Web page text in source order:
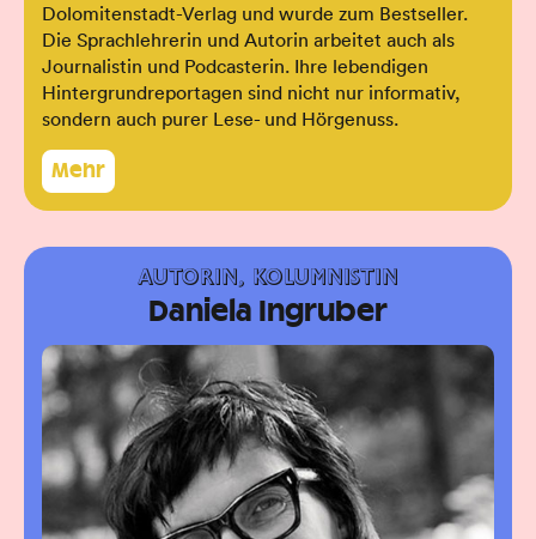
Dolomitenstadt-Verlag und wurde zum Bestseller.
Die Sprachlehrerin und Autorin arbeitet auch als
Journalistin und Podcasterin. Ihre lebendigen
Hintergrundreportagen sind nicht nur informativ,
sondern auch purer Lese- und Hörgenuss.
Mehr
AUTORIN, KOLUMNISTIN
Daniela Ingruber